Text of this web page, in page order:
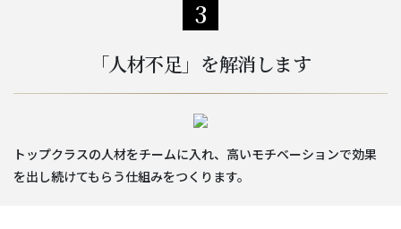
3
「人材不足」を解消します
トップクラスの人材をチームに入れ、高いモチベーションで効果
を出し続けてもらう仕組みをつくります。